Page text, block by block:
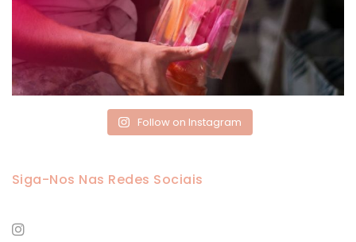
Follow on Instagram
Siga-Nos Nas Redes Sociais